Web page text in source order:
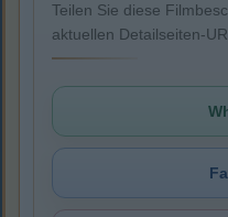
Teilen Sie diese
aktuellen Detailseiten-